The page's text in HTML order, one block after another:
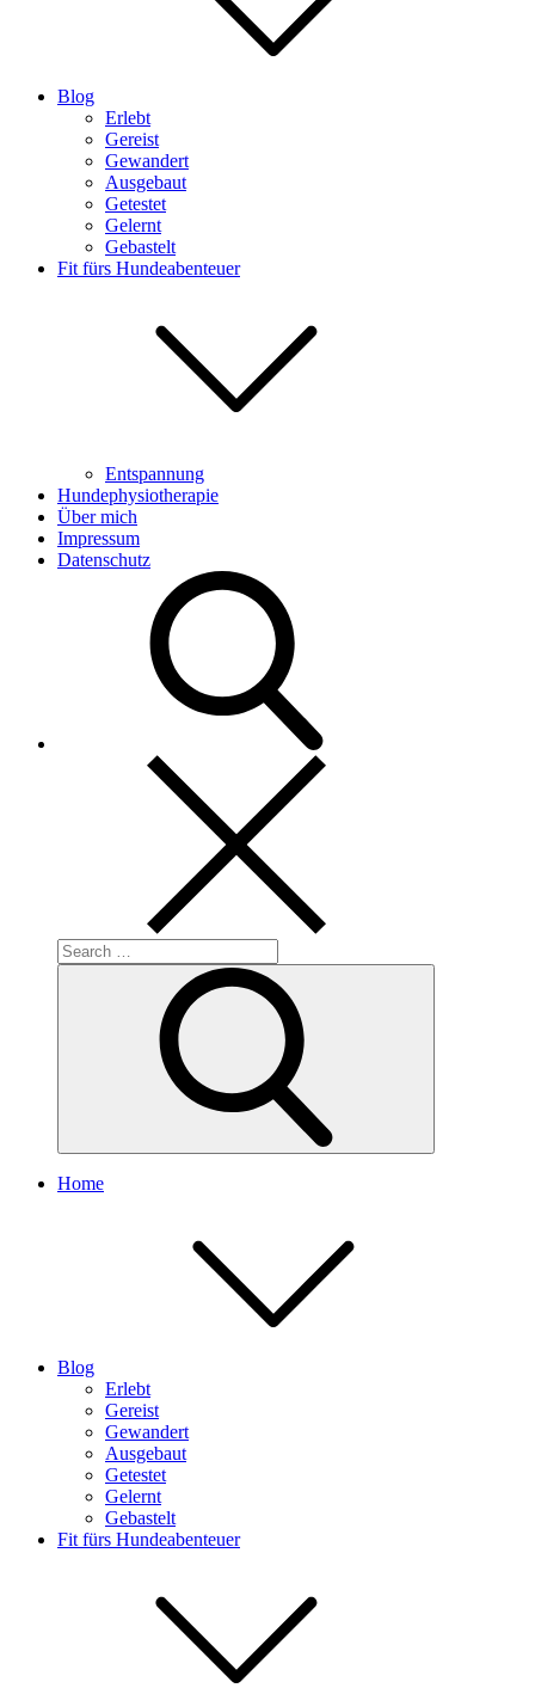
Blog
Erlebt
Gereist
Gewandert
Ausgebaut
Getestet
Gelernt
Gebastelt
Fit fürs Hundeabenteuer
Entspannung
Hundephysiotherapie
Über mich
Impressum
Datenschutz
Search
for:
Home
Blog
Erlebt
Gereist
Gewandert
Ausgebaut
Getestet
Gelernt
Gebastelt
Fit fürs Hundeabenteuer